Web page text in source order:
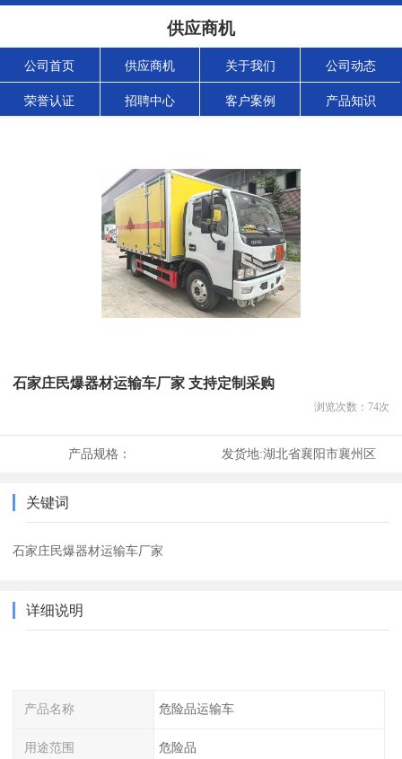
供应商机
公司首页 供应商机 关于我们 公司动态
荣誉认证 招聘中心 客户案例 产品知识
石家庄民爆器材运输车厂家 支持定制采购
浏览次数： 74次
产品规格： 发货地:湖北省襄阳市襄州区
关键词
石家庄民爆器材运输车厂家
详细说明
产品名称 危险品运输车
用途范围 危险品